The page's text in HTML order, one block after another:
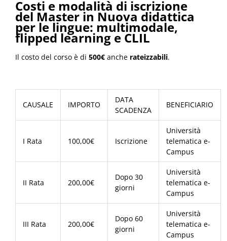
Costi e modalità di iscrizione
del Master in Nuova didattica
per le lingue: multimodale,
flipped learning e CLIL
Il costo del corso è di 500€ anche rateizzabili.
CAUSALE IMPORTO
DATA
SCADENZA
BENEFICIARIO
I Rata 100,00€ Iscrizione
Università
telematica e-
Campus
II Rata 200,00€
Dopo 30
giorni
Università
telematica e-
Campus
III Rata 200,00€
Dopo 60
giorni
Università
telematica e-
Campus